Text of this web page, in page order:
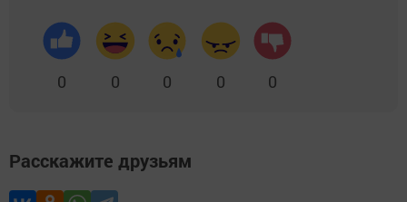
0 0 0 0 0
Расскажите друзьям